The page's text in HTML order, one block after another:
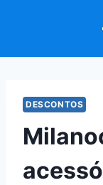
DESCONTOS